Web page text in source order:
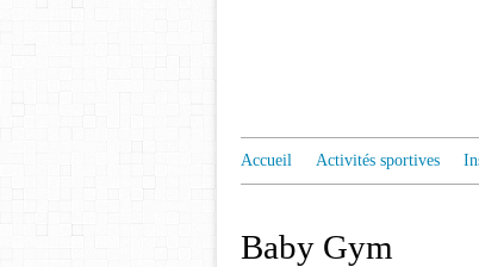
Accueil Activités sportives
Baby Gym